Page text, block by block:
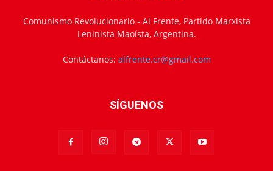
Comunismo Revolucionario - Al Frente, Partido Marxista
Leninista Maoísta, Argentina.
Contáctanos: alfrente.cr@gmail.com
SÍGUENOS